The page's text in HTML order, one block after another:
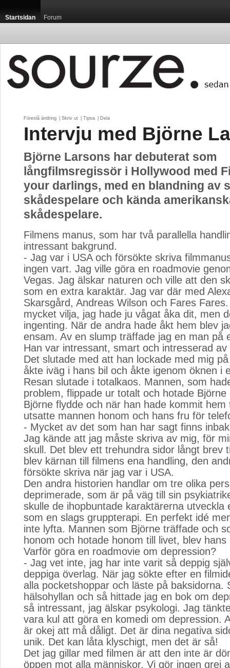
Startsidan Forum
Föreslå ändring Skriv ut Tipsa Dela
Intervju med Björne
Björne Larsons har debuterat som
långfilmsregissör i Hollywood med
your darlings, med en blandning av
skådespelare och kända
skådespelare.
Filmens manus, som har två parallella
intressant bakgrund.
- Jag var i USA och försökte skriva
ingen vart. Jag ville göra en roadmovie
Vegas. Jag älskar naturen och ville att den
som en extra karaktär. Jag var där med
Skarsgård, Andreas Wilson och Fares
mycket vilja, jag hade ju vågat åka dit, men
ingenting. När de andra hade åkt hem blev
ensam. Av en slump träffade jag en man på
Han var intressant, smart och intresserad
Det slutade med att han lockade med mig
åkte iväg i hans bil och åkte igenom öknen i
Resan slutade i totalkaos. Mannen, som
problem, flippade ur totalt och hotade Björne
Björne flydde och när han hade kommit hem
utsatte mannen honom och hans fru för
- Mycket av det som han har sagt finns
Jag kände att jag måste skriva av mig, för
skull. Det blev ett trehundra sidor långt brev
blev kärnan till filmens ena handling, den
försökte skriva när jag var i USA.
Den andra historien handlar om tre olika
deprimerade, som är på väg till sin
skulle de ihopbuntade karaktärerna utveckla
som en slags gruppterapi. En perfekt idé
inte lyfta. Mannen som Björne träffade och
honom och hotade honom till livet, blev hans
Varför göra en roadmovie om depression?
- Jag vet inte, jag har inte varit så deppig
deppiga överlag. När jag sökte efter en
alla pocketshoppar och läste på baksidorna.
hälsohyllan och så hittade jag en bok om
så intressant, jag älskar psykologi. Jag
vara kul att göra en komedi om depression.
är okej att må dåligt. Det är dina negativa
unik. Det kan låta klyschigt, men det är så!
Det jag gillar med filmen är att den inte är
öppen mot alla människor. Vi gör ingen grej